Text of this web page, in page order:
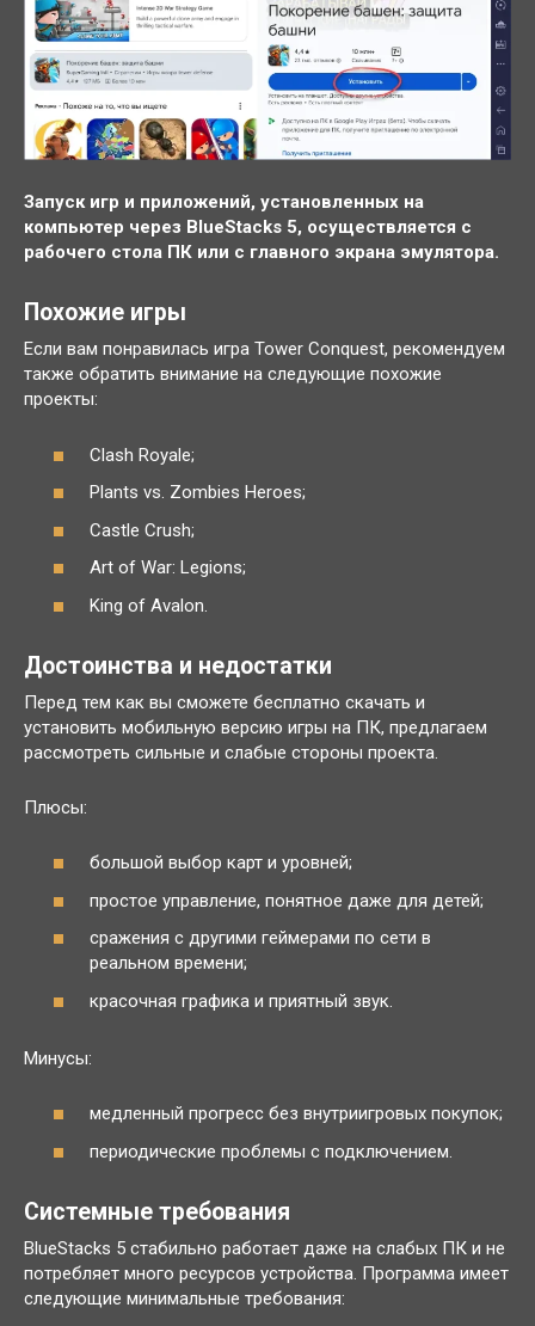
Запуск игр и приложений, установленных на
компьютер через BlueStacks 5, осуществляется с
рабочего стола ПК или с главного экрана эмулятора.
Похожие игры
Если вам понравилась игра Tower Conquest, рекомендуем
также обратить внимание на следующие похожие
проекты:
Clash Royale;
Plants vs. Zombies Heroes;
Castle Crush;
Art of War: Legions;
King of Avalon.
Достоинства и недостатки
Перед тем как вы сможете бесплатно скачать и
установить мобильную версию игры на ПК, предлагаем
рассмотреть сильные и слабые стороны проекта.
Плюсы:
большой выбор карт и уровней;
простое управление, понятное даже для детей;
сражения с другими геймерами по сети в
реальном времени;
красочная графика и приятный звук.
Минусы:
медленный прогресс без внутриигровых покупок;
периодические проблемы с подключением.
Системные требования
BlueStacks 5 стабильно работает даже на слабых ПК и не
потребляет много ресурсов устройства. Программа имеет
следующие минимальные требования: